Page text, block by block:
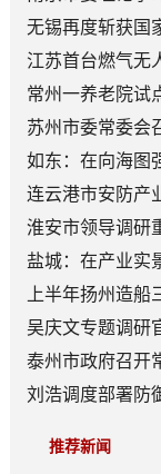
无锡再度斩获国
顶层赛道
江苏首台燃气无
常州一养老院试
苏州市委常委会
如东：在向海图
连云港市安防产
淮安市领导调研
盐城：在产业实
上半年扬州造船
吴庆文专题调研
泰州市政府召开
刘浩调度部署防
推荐新闻